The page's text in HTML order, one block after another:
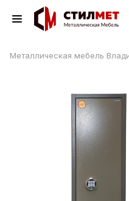
Металлическая мебель